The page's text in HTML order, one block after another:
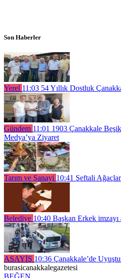
Son Haberler
Yerel 11:03 54 Yıllık Dostluk
Gündem 11:01 1903 Çanakkale
Medya’ya Ziyaret
Tarım ve Sanayi 10:41 Şeftali
Belediye 10:40 Başkan Erkek imzayı
ASAYİŞ 10:36 Çanakkale’de
burasicanakkalegazetesi
BEĞEN